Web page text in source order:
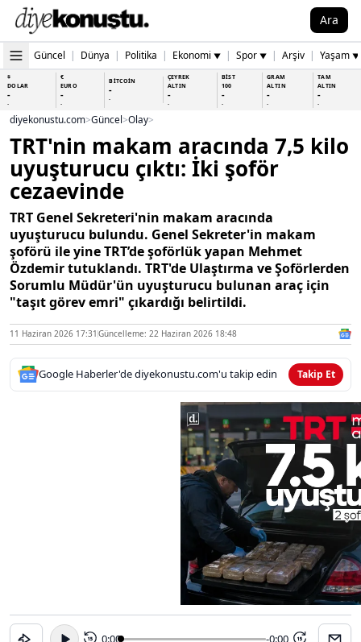
Ara
Güncel | Dünya | Politika | Ekonomi ▼ | Spor ▼ | Arşiv | Yaşam ▼
$
DOLAR
-
-
€
EURO
-
-
BİTCOİN
-
-
ÇEYREK
ALTIN
-
-
BİST
100
-
-
GRAM
ALTIN
-
-
TAM
ALTIN
-
-
diyekonustu.com>Güncel>Olay>
TRT'nin makam aracında 7,5 kilo
uyuşturucu çıktı: İki şoför
cezaevinde
TRT Genel Sekreteri'nin makam aracında
uyuşturucu bulundu. Genel Sekreter'in makam
şoförü ile yine TRT’de şoförlük yapan Mehmet
Özdemir tutuklandı. TRT'de Ulaştırma ve Şoförlerden
Sorumlu Müdür'ün uyuşturucu bulunan araç için
"taşıt görev emri" çıkardığı belirtildi.
11 Haziran 2026 17:31 Güncelleme: 22 Haziran 2026 18:48
Google Haberler'de diyekonustu.com'u takip edin Takip Et
15 0:00 -0:00 15